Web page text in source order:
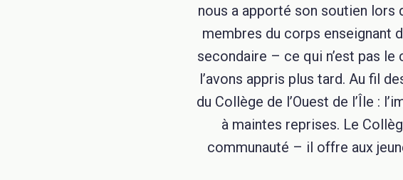
nous a apporté son soutien
membres du corps enseignant
secondaire – ce qui n’est pas
l’avons appris plus tard. Au fil
du Collège de l’Ouest de l’Île :
à maintes reprises. Le
communauté – il offre aux